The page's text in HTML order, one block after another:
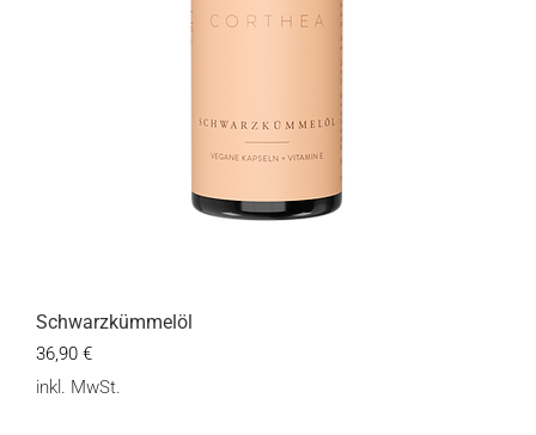
Schwarzkümmelöl
Preis
36,90 €
inkl. MwSt.